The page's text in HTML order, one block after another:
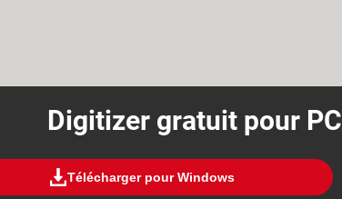
Digitizer gratuit pour PC
Télécharger pour Windows